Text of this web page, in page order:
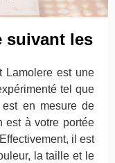
suivant les
Lamolere est une
tel que
en mesure de
est à votre portée
il est
la taille et le